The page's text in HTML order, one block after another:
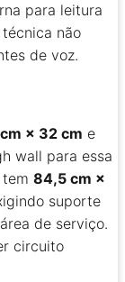
para leitura
não
de voz.
× 32 cm e
wall para essa
84,5 cm ×
suporte
de serviço.
circuito